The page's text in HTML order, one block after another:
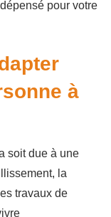
pour votre
à
soit due à une
la
travaux de